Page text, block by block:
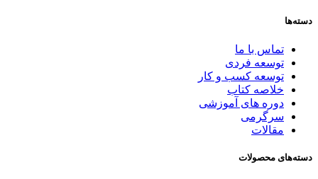
دسته‌ها
تماس با ما
توسعه فردی
توسعه کسب و کار
خلاصه کتاب
دوره های آموزشی
سرگرمی
مقالات
دسته‌های محصولات